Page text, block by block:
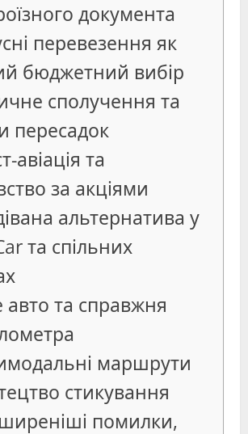
документа
перевезення як
бюджетний вибір
сполучення та
пересадок
авіація та
за акціями
альтернатива у
та спільних
авто та справжня
маршрути
стикування
помилки,